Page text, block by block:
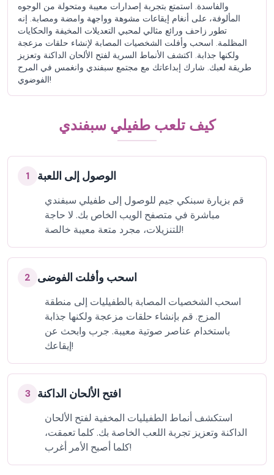
والفاسدة. استمتع بتجربة إصدارات معيبة ومتحولة من الوجوه
المألوفة، على أنغام إيقاعات مشوهة وواجهة وامضة ومصابة. إنه
تطور زاحف ورائع مثالي لمحبي التعديلات المخيفة والحكايات
المظلمة. اسحب وأفلت الشخصيات المصابة لإنشاء حلقات مزعجة
ولكنها جذابة. اكتشف الأنماط السرية لفتح الألحان الداكنة وتعزيز
طريقة لعبك. شارك إبداعاتك مع مجتمع سبفندي وانغمس في المرح
الفوضوي!
كيف تلعب طفيلي سبفندي
1 الوصول إلى اللعبة
قم بزيارة سبنكي جيم للوصول إلى طفيلي سبفندي
مباشرة في متصفح الويب الخاص بك. لا حاجة
للتنزيلات، مجرد متعة معيبة خالصة!
2 اسحب وأفلت الفوضى
اسحب الشخصيات المصابة بالطفيليات إلى منطقة
المزج. قم بإنشاء حلقات مزعجة ولكنها جذابة
باستخدام عناصر صوتية معيبة. جرب وابحث عن
إيقاعك!
3 افتح الألحان الداكنة
استكشف أنماط الطفيليات المخفية لفتح الألحان
الداكنة وتعزيز تجربة اللعب الخاصة بك. كلما تعمقت،
كلما أصبح الأمر أغرب!